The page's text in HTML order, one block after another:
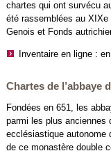
chartes qui ont survécu
été rassemblées au
Genois et Fonds
Inventaire en ligne :
Chartes de l’abbaye
Fondées en 651, les
parmi les plus anciennes
ecclésiastique autonome
de ce monastère double